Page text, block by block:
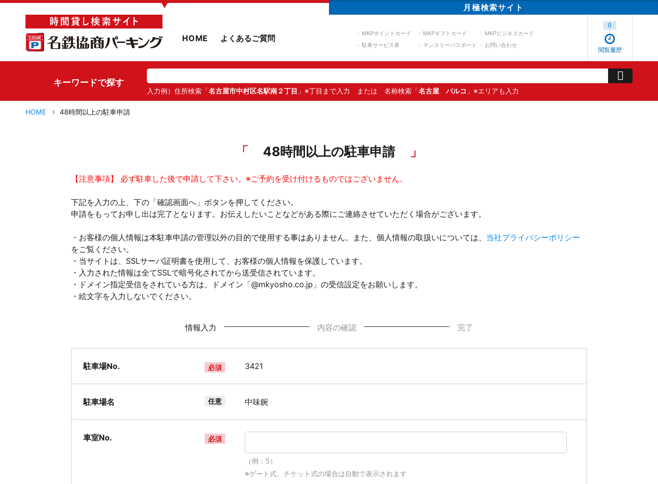
▼ 月極検索サイト
HOME よくあるご質問 MKPポイントカード MKPギフトカード
MKPビジネスカード
駐車サービス券
マンスリーパスポート お問い合わせ
閲覧履歴
0
キーワードで探す
入力例）住所検索「名古屋市中村区名駅南２丁目 」※丁目まで入力 または 名称検索「名古屋 パルコ 」※エリアも入力
HOME 48時間以上の駐車申請
48時間以上の駐車申請
【注意事項】 必ず駐車した後で申請して下さい。※ご予約を受け付けるものではございません。
下記を入力の上、下の「確認画面へ」ボタンを押してください。
申請をもってお申し出は完了となります。お伝えしたいことなどがある際にご連絡させていただく場合がございます。
・お客様の個人情報は本駐車申請の管理以外の目的で使用する事はありません。また、個人情報の取扱いについては、 当社プライバシーポリシー
をご覧ください。
・当サイトは、SSLサーバ証明書を使用して、お客様の個人情報を保護しています。
・入力された情報は全てSSLで暗号化されてから送受信されています。
・ドメイン指定受信をされている方は、ドメイン「@mkyosho.co.jp」の受信設定をお願いします。
・絵文字を入力しないでください。
情報入力 内容の確認 完了
駐車場No. 必須 3421
駐車場名 任意 中味鋺
車室No. 必須
（例：5）
※ゲート式、チケット式の場合は自動で表示されます